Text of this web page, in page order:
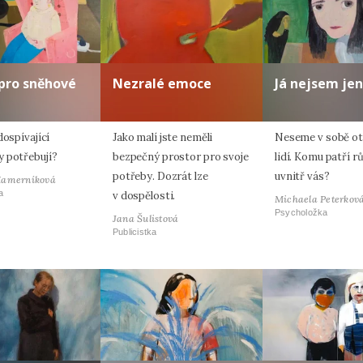
sněhové
potřebují?
Nezralé emoce
Jako malí jste neměli
bezpečný prostor pro svoje
potřeby. Dozrát lze
v dospělosti.
Jana Šulistová
Publicistka
Já nejsem
Neseme v sobě
lidí. Komu patří
uvnitř vás?
Michaela
Psycholožka